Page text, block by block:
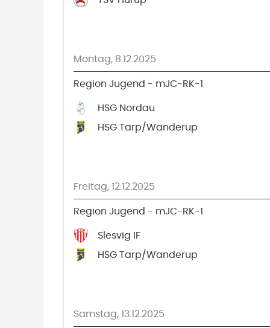
Montag, 8.12.2025
Region Jugend - mJC-RK-1
HSG Nordau
HSG Tarp/Wanderup
Freitag, 12.12.2025
Region Jugend - mJC-RK-1
Slesvig IF
HSG Tarp/Wanderup
Samstag, 13.12.2025